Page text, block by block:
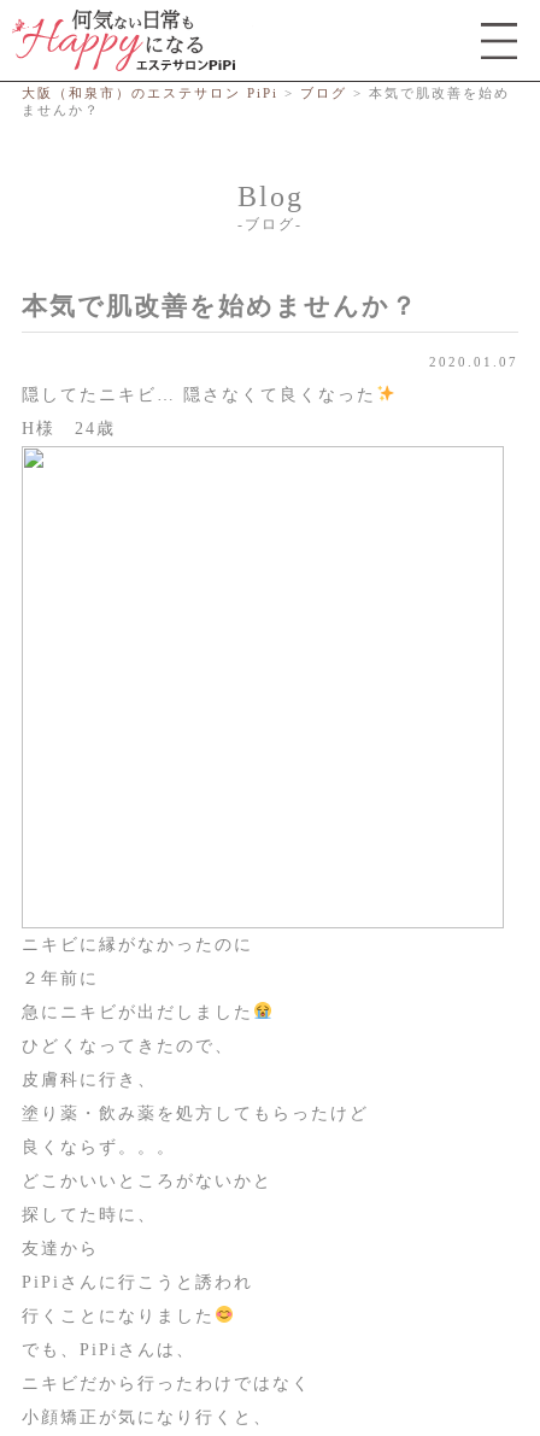
大阪（和泉市）のエステサロン PiPi > ブログ > 本気で肌改善を始め
ませんか？
Blog
ブログ
本気で肌改善を始めませんか？
2020.01.07
隠してたニキビ… 隠さなくて良くなった
H様 24歳
ニキビに縁がなかったのに
２年前に
急にニキビが出だしました
ひどくなってきたので、
皮膚科に行き、
塗り薬・飲み薬を処方してもらったけど
良くならず。。。
どこかいいところがないかと
探してた時に、
友達から
PiPiさんに行こうと誘われ
行くことになりました
でも、PiPiさんは、
ニキビだから行ったわけではなく
小顔矯正が気になり行くと、